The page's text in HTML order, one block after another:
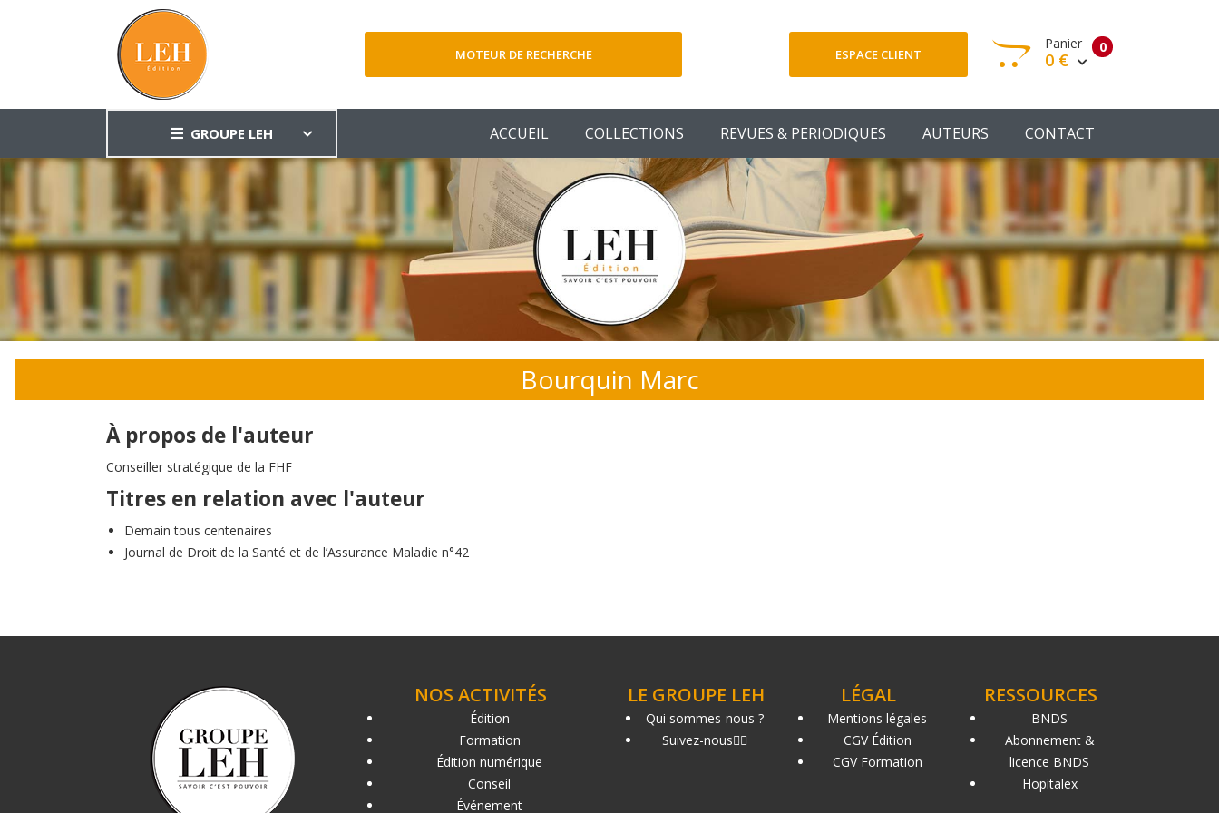
MOTEUR DE RECHERCHE ESPACE CLIENT 0
Panier
0 €
Votre panier est vide
Votre Panier
GROUPE LEH ACCUEIL COLLECTIONS REVUES & PERIODIQUES AUTEURS CONTACT
Bourquin Marc
À propos de l'auteur
Conseiller stratégique de la FHF
Titres en relation avec l'auteur
Demain tous centenaires
Journal de Droit de la Santé et de l’Assurance Maladie n°42
NOS ACTIVITÉS
Édition
Formation
Édition numérique
Conseil
Événement
LE GROUPE LEH
Qui sommes-nous ?
Suivez-nous
LÉGAL
Mentions légales
CGV Édition
CGV Formation
RESSOURCES
BNDS
Abonnement &
licence BNDS
Hopitalex